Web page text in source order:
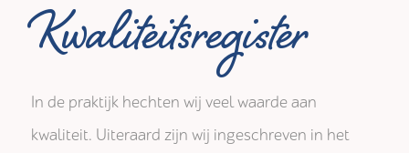
Kwaliteitsregister
In de praktijk hechten wij veel waarde aan
kwaliteit. Uiteraard zijn wij ingeschreven in het